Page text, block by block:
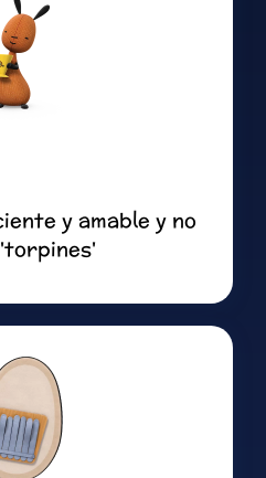
y amable y no